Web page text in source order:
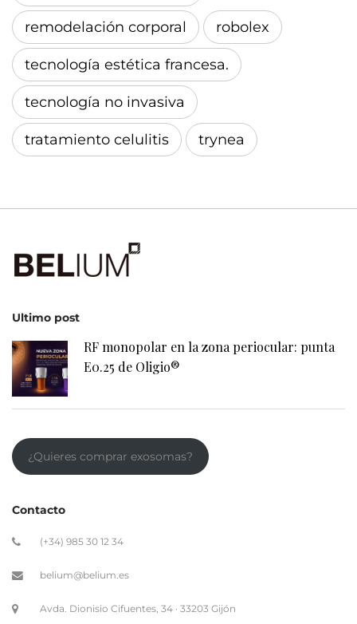
remodelación corporal robolex
tecnología estética francesa.
tecnología no invasiva
tratamiento celulitis trynea
Ultimo post
RF monopolar en la zona periocular: punta
E0.25 de Oligio®
¿Quieres comprar exosomas?
Contacto
(+34) 985 30 12 34
belium@belium.es
Avda. Dionisio Cifuentes, 34 · 33203 Gijón